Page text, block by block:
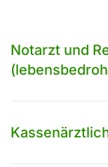
Notarzt und